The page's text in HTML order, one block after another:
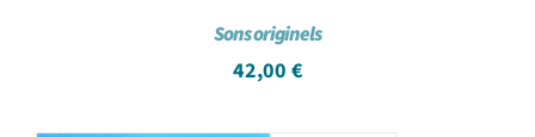
Sons originels
42,00 €